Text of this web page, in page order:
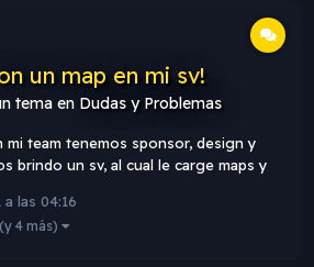
un map en mi sv!
tema en Dudas y Problemas
mi team tenemos sponsor, design y
brindo un sv, al cual le carge maps y
y se cae, tengo los models subidos
los wads tambien todo el
a las 04:16
(y 4 más)